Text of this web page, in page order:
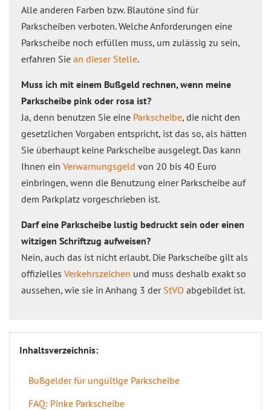
Alle anderen Farben bzw. Blautöne sind für
Parkscheiben verboten. Welche Anforderungen eine
Parkscheibe noch erfüllen muss, um zulässig zu sein,
erfahren Sie an dieser Stelle.
Muss ich mit einem Bußgeld rechnen, wenn meine
Parkscheibe pink oder rosa ist?
Ja, denn benutzen Sie eine Parkscheibe, die nicht den
gesetzlichen Vorgaben entspricht, ist das so, als hätten
Sie überhaupt keine Parkscheibe ausgelegt. Das kann
Ihnen ein Verwarnungsgeld von 20 bis 40 Euro
einbringen, wenn die Benutzung einer Parkscheibe auf
dem Parkplatz vorgeschrieben ist.
Darf eine Parkscheibe lustig bedruckt sein oder einen
witzigen Schriftzug aufweisen?
Nein, auch das ist nicht erlaubt. Die Parkscheibe gilt als
offizielles Verkehrszeichen und muss deshalb exakt so
aussehen, wie sie in Anhang 3 der StVO abgebildet ist.
Inhaltsverzeichnis:
Bußgelder für ungültige Parkscheibe
FAQ: Pinke Parkscheibe